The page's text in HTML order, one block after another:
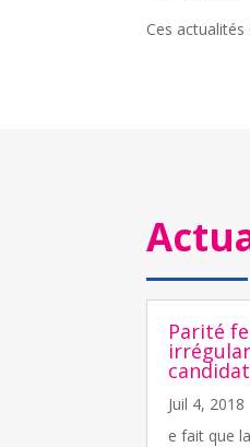
Ces
Parité
Juil 4, 2018
e fait que